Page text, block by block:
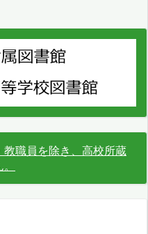
職員を除き、高校所蔵